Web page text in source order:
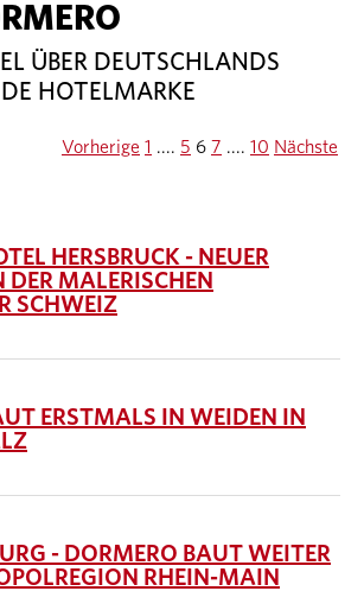
ÜBER DEUTSCHLANDS
HOTELMARKE
Vorherige 1 .... 5 6 7 .... 10 Nächste
HERSBRUCK - NEUER
MALERISCHEN
SCHWEIZ
ERSTMALS IN WEIDEN IN
- DORMERO BAUT WEITER
RHEIN-MAIN